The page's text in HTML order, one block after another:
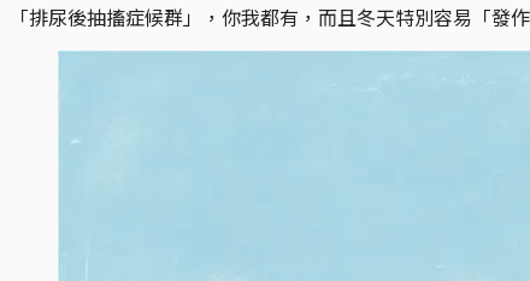
「排尿後抽搐症候群」，你我都有，而且冬天特別容易「發